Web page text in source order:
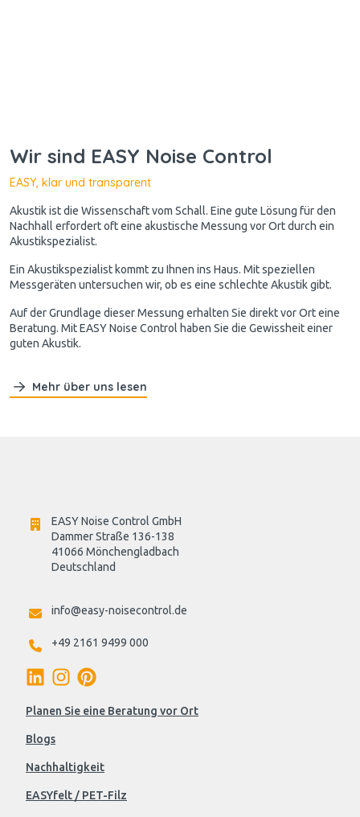
Wir sind EASY Noise Control
EASY, klar und transparent
Akustik ist die Wissenschaft vom Schall. Eine gute Lösung für den
Nachhall erfordert oft eine akustische Messung vor Ort durch ein
Akustikspezialist.
Ein Akustikspezialist kommt zu Ihnen ins Haus. Mit speziellen
Messgeräten untersuchen wir, ob es eine schlechte Akustik gibt.
Auf der Grundlage dieser Messung erhalten Sie direkt vor Ort eine
Beratung. Mit EASY Noise Control haben Sie die Gewissheit einer
guten Akustik.
Mehr über uns lesen
EASY Noise Control GmbH
Dammer Straße 136-138
41066 Mönchengladbach
Deutschland
info@easy-noisecontrol.de
+49 2161 9499 000
Planen Sie eine Beratung vor Ort
Blogs
Nachhaltigkeit
EASYfelt / PET-Filz